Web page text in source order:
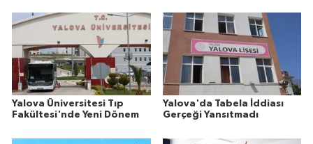
Yalova Üniversitesi Tıp
Fakültesi'nde Yeni Dönem
Yalova'da Tabela İddiası
Gerçeği Yansıtmadı